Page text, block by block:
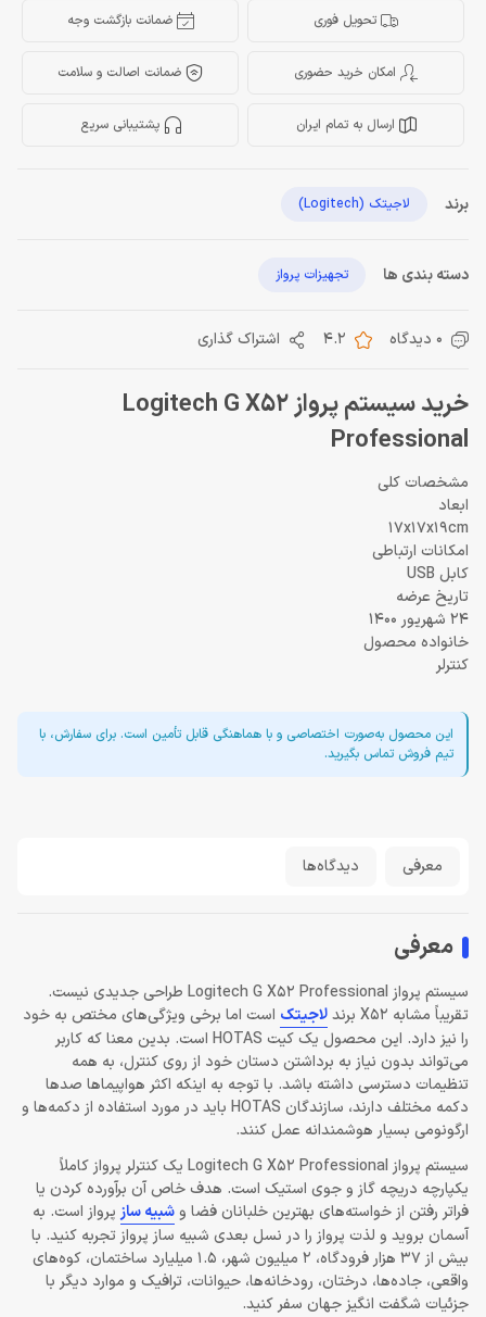
تحویل فوری ضمانت بازگشت وجه
امکان خرید حضوری ضمانت اصالت و سلامت
ارسال به تمام ایران پشتیبانی سریع
برند لاجیتک (Logitech)
دسته بندی ها تجهیزات پرواز
0 دیدگاه 4.2 اشتراک گذاری
خرید سیستم پرواز Logitech G X52
Professional
مشخصات کلی
ابعاد
17x17x19cm
امکانات ارتباطی
کابل USB
تاریخ عرضه
24 شهریور 1400
خانواده محصول
کنترلر
این محصول به‌صورت اختصاصی و با هماهنگی قابل تأمین است. برای سفارش، با
تیم فروش تماس بگیرید.
معرفی دیدگاه‌ها
معرفی
سیستم پرواز Logitech G X52 Professional طراحی جدیدی نیست.
تقریباً مشابه X52 برند
لاجیتک است اما برخی ویژگی‌های مختص به خود
را نیز دارد. این محصول یک کیت HOTAS است. بدین معنا که کاربر
می‌تواند بدون نیاز به برداشتن دستان خود از روی کنترل، به همه
تنظیمات دسترسی داشته باشد. با توجه به اینکه اکثر هواپیماها صدها
دکمه مختلف دارند، سازندگان HOTAS باید در مورد استفاده از دکمه‌ها و
ارگونومی بسیار هوشمندانه عمل کنند.
سیستم پرواز Logitech G X52 Professional یک کنترلر پرواز کاملاً
یکپارچه دریچه گاز و جوی استیک است. هدف خاص آن برآورده کردن یا
فراتر رفتن از خواسته‌های بهترین خلبانان فضا وشبیه ساز پرواز است. به
آسمان بروید و لذت پرواز را در نسل بعدی شبیه ساز پرواز تجربه کنید. با
بیش از 37 هزار فرودگاه، 2 میلیون شهر، 1.5 میلیارد ساختمان، کوه‌های
واقعی، جاده‌ها، درختان، رودخانه‌ها، حیوانات، ترافیک و موارد دیگر با
جزئیات شگفت انگیز جهان سفر کنید.